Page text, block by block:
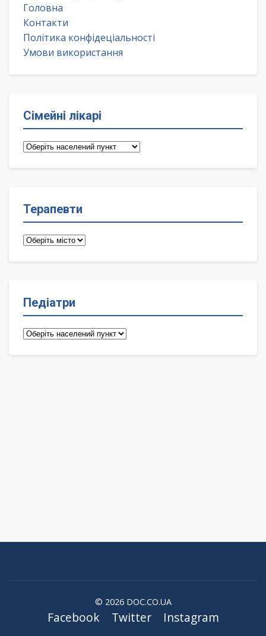
Головна
Контакти
Політика конфідеціальності
Умови використання
Сімейні лікарі
Сімейні
Терапевти
Терапевти
Педіатри
Педіатри
© 2026 DOC.CO.UA
Facebook Twitter Instagram